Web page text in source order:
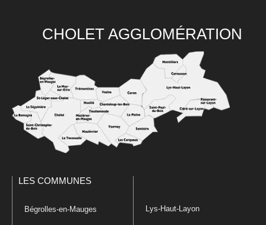
CHOLET AGGLOMÉRATION
LES COMMUNES
Bégrolles-en-Mauges Lys-Haut-Layon